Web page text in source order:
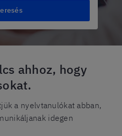
ahhoz, hogy
a nyelvtanulókat abban,
idegen